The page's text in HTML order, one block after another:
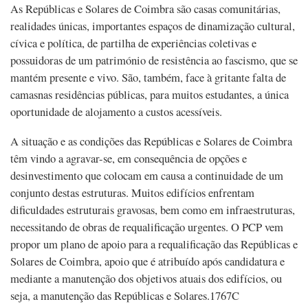
As Repúblicas e Solares de Coimbra são casas comunitárias,
realidades únicas, importantes espaços de dinamização cultural,
cívica e política, de partilha de experiências coletivas e
possuidoras de um património de resistência ao fascismo, que se
mantém presente e vivo. São, também, face à gritante falta de
camasnas residências públicas, para muitos estudantes, a única
oportunidade de alojamento a custos acessíveis.
A situação e as condições das Repúblicas e Solares de Coimbra
têm vindo a agravar-se, em consequência de opções e
desinvestimento que colocam em causa a continuidade de um
conjunto destas estruturas. Muitos edifícios enfrentam
dificuldades estruturais gravosas, bem como em infraestruturas,
necessitando de obras de requalificação urgentes. O PCP vem
propor um plano de apoio para a requalificação das Repúblicas e
Solares de Coimbra, apoio que é atribuído após candidatura e
mediante a manutenção dos objetivos atuais dos edifícios, ou
seja, a manutenção das Repúblicas e Solares.1767C